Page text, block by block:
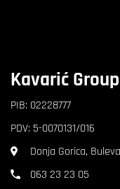
Kavarić
PIB: 02228777
PDV: 5-0070131/016
Donja Gorica,
063 23 23 05